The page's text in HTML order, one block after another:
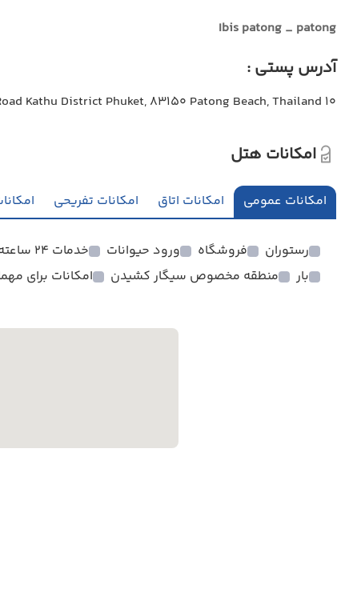
Ibis patong _ patong
آدرس پستی :
10 Chalermphrakiat Road Kathu District Phuket, 83150 Patong Beach, Thailand
امکانات هتل
امکانات عمومی امکانات اتاق امکانات تفریحی
رستوران فروشگاه ورود حیوانات خدمات 24 ساعته در اتاق
بار
منطقه مخصوص سیگار کشیدن امکانات برای